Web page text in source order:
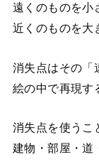
遠くのものを小
近くのものを大
消失点はその「
絵の中で再現す
消失点を使うこ
建物・部屋・道